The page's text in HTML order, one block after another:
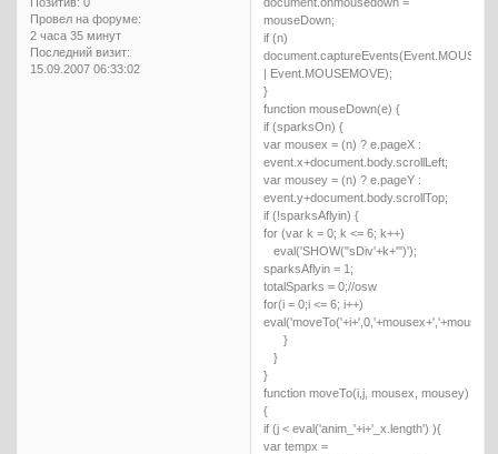
Позитив: 0
Провел на форуме:
2 часа 35 минут
Последний визит:
15.09.2007 06:33:02
mouseDown;
if (n)
| Event.MOUSEMOVE);
}
function mouseDown(e) {
if (sparksOn) {
var mousex = (n) ? e.pageX :
event.x+document.body.scrollLeft;
var mousey = (n) ? e.pageY :
event.y+document.body.scrollTop;
if (!sparksAflyin) {
for (var k = 0; k <= 6; k++)
eval('SHOW("sDiv'+k+'")');
sparksAflyin = 1;
totalSparks = 0;//osw
for(i = 0;i <= 6; i++)
}
}
}
function moveTo(i,j, mousex, mousey)
{
if (j < eval('anim_'+i+'_x.length') ){
var tempx =